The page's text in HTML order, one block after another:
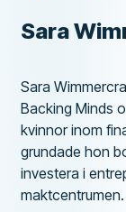
Sara
Sara
Backing Minds
kvinnor inom
grundade hon
investera i
maktcentrumen.